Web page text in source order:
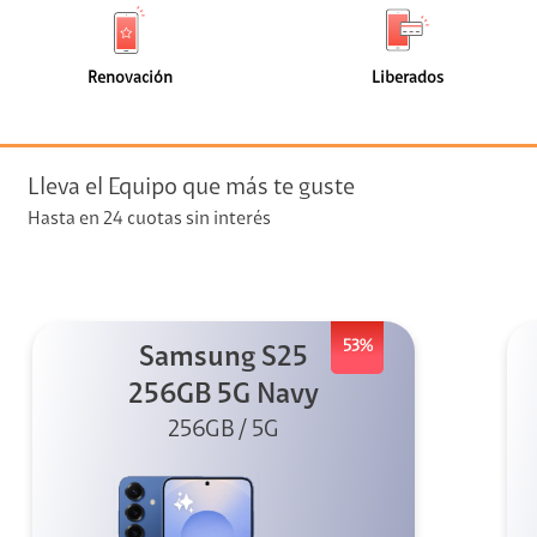
+ Telefonía
streaming
de
faceta
Renovación
(2)
faceta
Liberados
Lleva el Equipo que más te guste
Hasta en 24 cuotas sin interés
53%
Samsung S25
256GB 5G Navy
256GB / 5G